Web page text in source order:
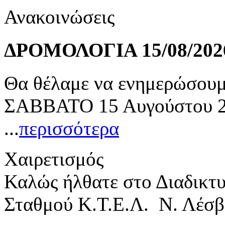
Ανακοινώσεις
ΔΡΟΜΟΛΟΓΙΑ 15/08/
Θα θέλαμε να
ΣΑΒΒΑΤΟ 15 Αυγούστου
...περισσότερα
Χαιρετισμός
Καλώς ήλθατε στο
Σταθμού Κ.Τ.Ε.Λ. Ν.